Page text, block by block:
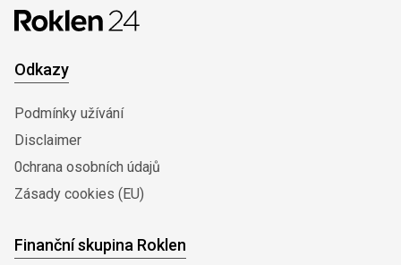
Odkazy
Podmínky užívání
Disclaimer
0chrana osobních údajů
Zásady cookies (EU)
Finanční skupina Roklen